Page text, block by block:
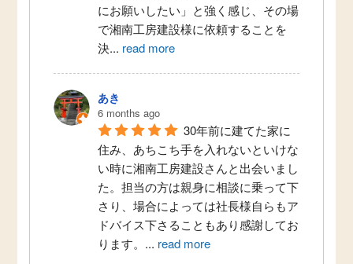
にお願いしたい」と強く感じ、その場
で湘南工房建設様に依頼することを
決... read more
あき
6 months ago
30年前に建てた家に
住み、あちこち手を入れないといけな
い時に湘南工房建設さんと出会いまし
た。担当の方は親身に相談に乗って下
さり、場合によっては社長様自らもア
ドバイス下さることもあり感謝してお
ります。 ... read more